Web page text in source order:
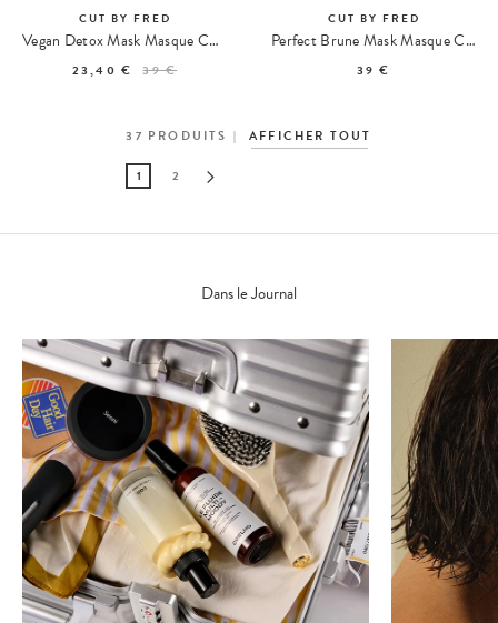
CUT BY FRED
Vegan Detox Mask Masque Cheveux Détoxifiant
23,40 € 39 €
CUT BY FRED
Perfect Brune Mask Masque Cheveux Bruns
39 €
37 PRODUITS AFFICHER TOUT
1 2
Dans le Journal